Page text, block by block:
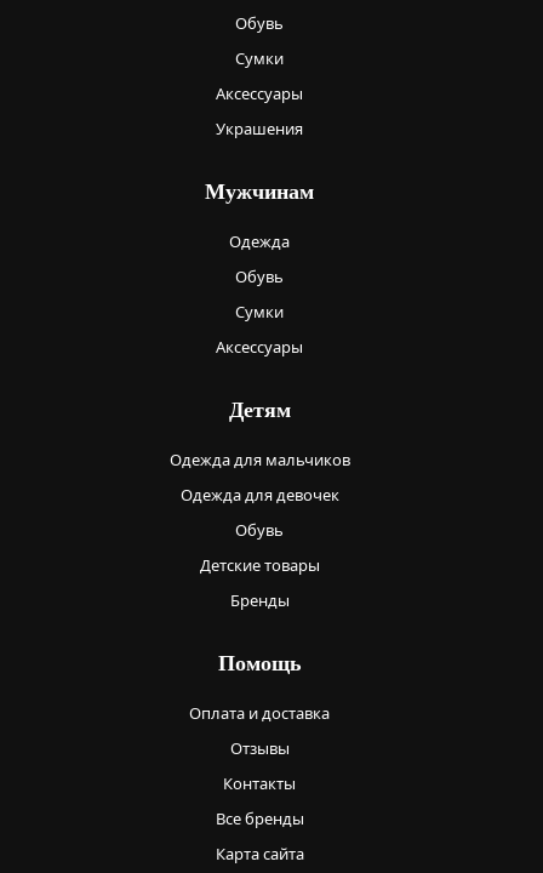
Обувь
Сумки
Аксессуары
Украшения
Мужчинам
Одежда
Обувь
Сумки
Аксессуары
Детям
Одежда для мальчиков
Одежда для девочек
Обувь
Детские товары
Бренды
Помощь
Оплата и доставка
Отзывы
Контакты
Все бренды
Карта сайта